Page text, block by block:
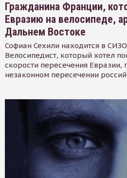
Гражданина Франции,
Евразию на велосипеде,
Дальнем Востоке
Софиан Сехили находится в
Велосипедист, который хотел
скорости пересечения Евразии,
незаконном пересечении